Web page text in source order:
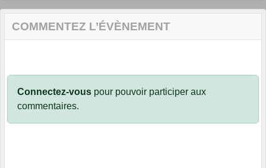
COMMENTEZ L’ÉVÈNEMENT
Connectez-vous pour pouvoir participer aux
commentaires.